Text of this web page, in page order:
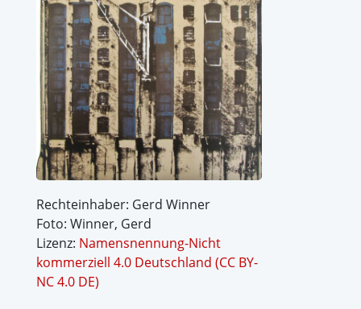
Rechteinhaber: Gerd Winner
Foto: Winner, Gerd
Lizenz: Namensnennung-Nicht
kommerziell 4.0 Deutschland (CC BY-
NC 4.0 DE)